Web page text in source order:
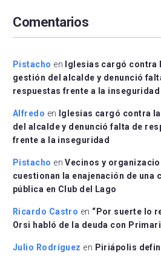
Comentarios
Pistacho en
Iglesias cargó contra
gestión del alcalde y denunció
respuestas frente a la inseguridad
Alfredo en
Iglesias cargó contra
del alcalde y denunció falta de
frente a la inseguridad
Pistacho enVecinos y
cuestionan la enajenación de una
pública en Club del Lago
Ricardo Castro en “Por suerte lo
Orsi habló de la deuda con
Julio Rodríguez en Piriápolis